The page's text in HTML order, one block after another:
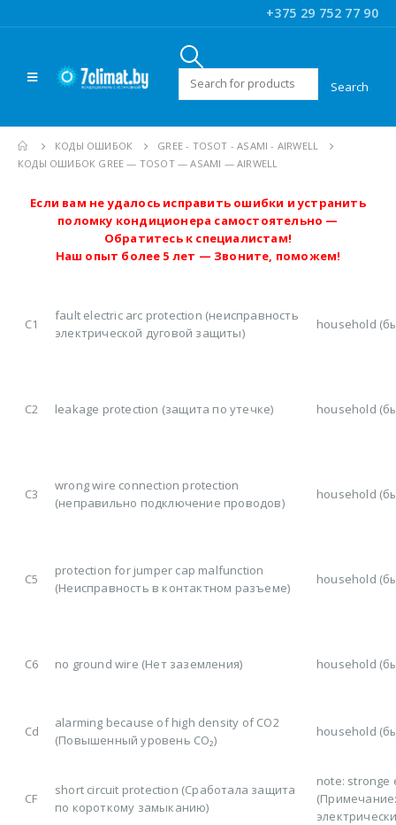
+375 29 752 77 90
Искать:
КОДЫ ОШИБОК
GREE - TOSOT - ASAMI - AIRWELL
КОДЫ ОШИБОК GREE — TOSOT — ASAMI — AIRWELL
Если вам не удалось исправить ошибки и устранить
поломку кондиционера самостоятельно —
Обратитесь к специалистам!
Наш опыт более 5 лет — Звоните, поможем!
C1
fault electric arc protection (неисправность
электрической дуговой защиты)
household
C2 leakage protection (защита по утечке) household
C3
wrong wire connection protection
(неправильно подключение проводов)
household
C5
protection for jumper cap malfunction
(Неисправность в контактном разъеме)
household
C6 no ground wire (Нет заземления) household
Cd
alarming because of high density of CO2
(Повышенный уровень CO₂)
household
CF
short circuit protection (Сработала защита
по короткому замыканию)
note: stronge